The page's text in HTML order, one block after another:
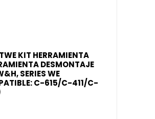
KIT HERRAMIENTA
DESMONTAJE
SERIES WE
C-615/C-411/C-